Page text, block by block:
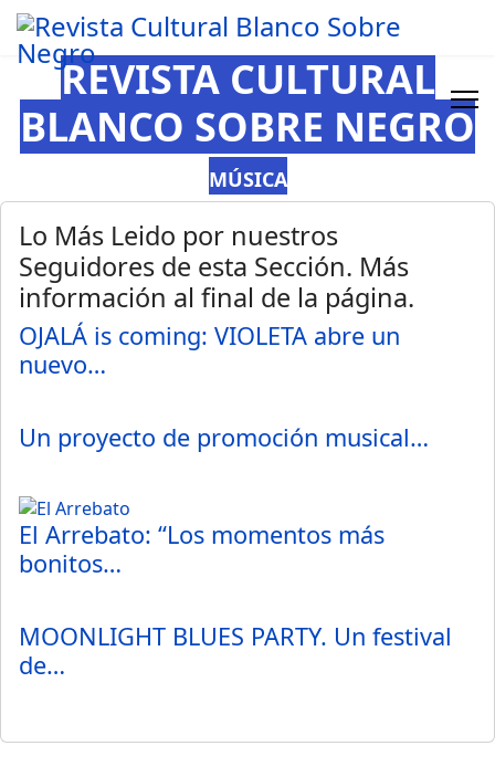
REVISTA CULTURAL
BLANCO SOBRE NEGRO
MÚSICA
Lo Más Leido por nuestros
Seguidores de esta Sección. Más
información al final de la página.
OJALÁ is coming: VIOLETA abre un
nuevo…
Un proyecto de promoción musical…
El Arrebato: “Los momentos más
bonitos…
MOONLIGHT BLUES PARTY. Un festival
de…